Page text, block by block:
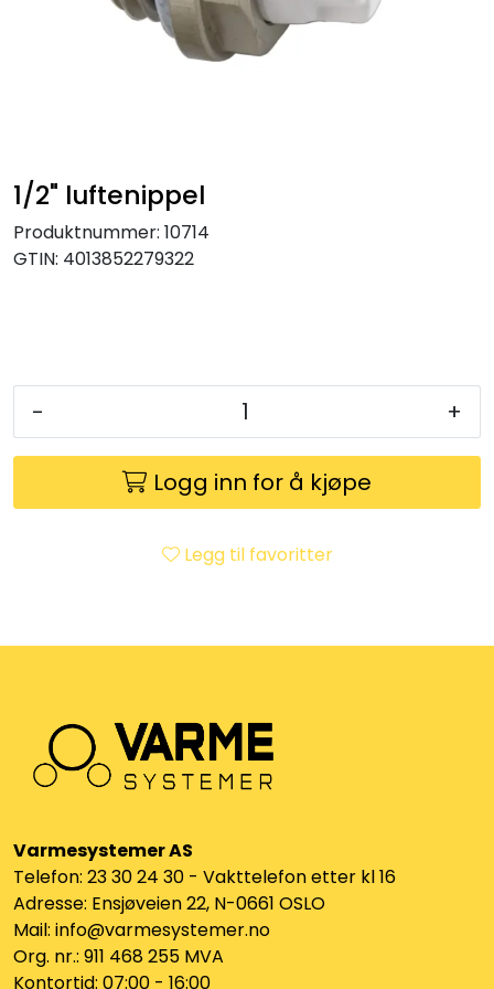
1/2" luftenippel
Produktnummer: 10714
GTIN: 4013852279322
- +
Logg inn for å kjøpe
Legg til favoritter
Varmesystemer AS
Telefon: 23 30 24 30 - Vakttelefon etter kl 16
Adresse: Ensjøveien 22, N-0661 OSLO
Mail: info@varmesystemer.no
Org. nr.: 911 468 255 MVA
Kontortid: 07:00 - 16:00
Klemringskoblinger
Radiatorer
Planfront radiatorer
Watersafe
Elektrokjeler
Utleieverktøy
Skap
Designradiatorer
Unipak